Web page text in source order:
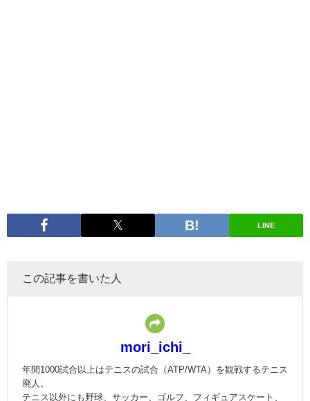
LINE
この記事を書いた人
mori_ichi_
年間1000試合以上はテニスの試合（ATP/WTA）を観戦するテニス
廃人。
テニス以外にも野球、サッカー、ゴルフ、フィギュアスケート、